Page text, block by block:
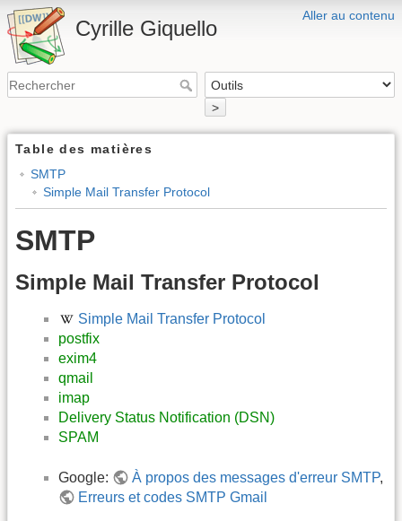
Aller au contenu
Cyrille Giquello
>
Table des matières
SMTP
Simple Mail Transfer Protocol
SMTP
Simple Mail Transfer Protocol
Simple Mail Transfer Protocol
postfix
exim4
qmail
imap
Delivery Status Notification (DSN)
SPAM
Google: À propos des messages d'erreur SMTP,
Erreurs et codes SMTP Gmail